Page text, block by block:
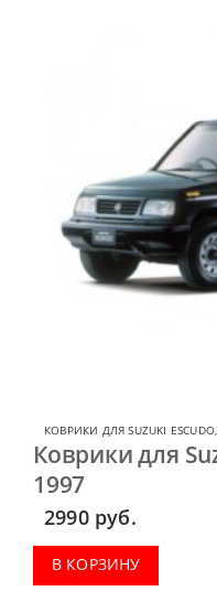
КОВРИКИ ДЛЯ SUZUKI ESCUDO,
Коврики для
1997
2990 руб.
В КОРЗИНУ